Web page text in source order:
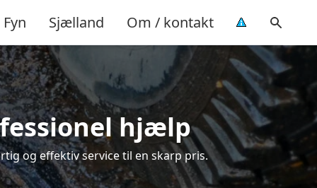
Fyn Sjælland Om / kontakt
hjælp
og effektiv service til en skarp pris.